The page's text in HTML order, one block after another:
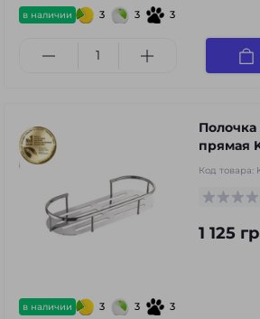
в наличии 3 3 3
в наличии 3 3 3
прямая
Код товара:
1 125